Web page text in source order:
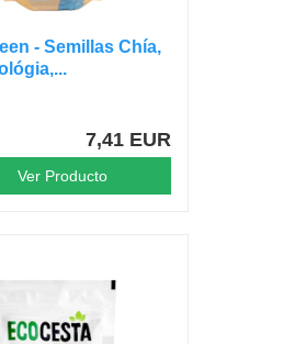
- Semillas Chía,
7,41 EUR
Ver Producto